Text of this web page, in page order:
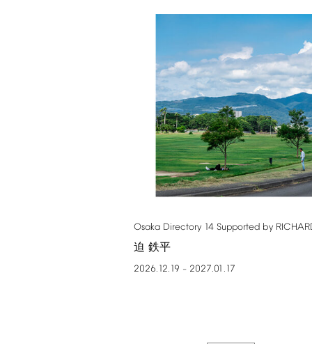
Osaka Directory 14 Supported by
迫 鉄平
2026.12.19 – 2027.01.17